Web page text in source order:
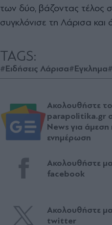
των δύο, βάζοντας τέλος
συγκλόνισε τη Λάρισα και
TAGS:
#Ειδήσεις Λάρισα#Εγκλημα
Ακολουθήστε το
parapolitika.gr
News για άμεση
ενημέρωση
Ακολουθήστε
facebook
Ακολουθήστε
twitter